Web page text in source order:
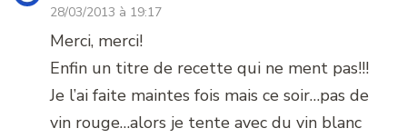
28/03/2013 à 19:17
Merci, merci!
Enfin un titre de recette qui ne ment pas!!!
Je l’ai faite maintes fois mais ce soir…pas de
vin rouge…alors je tente avec du vin blanc